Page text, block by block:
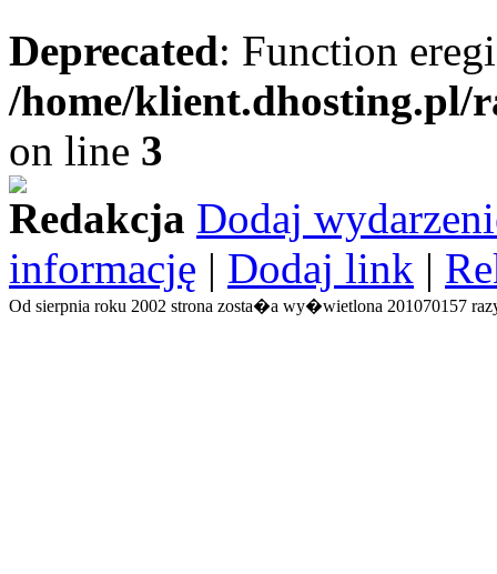
Deprecated: Function
/home/
on line 3
Redakcja Dodaj
informację | Dodaj link |
Od sierpnia roku 2002 strona zosta�a wy�wietlona 201070157